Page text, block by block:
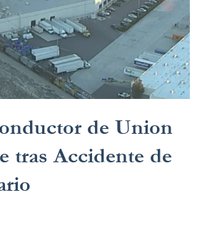
de Union
tras Accidente de